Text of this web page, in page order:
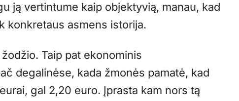
ją vertintume kaip objektyvią, manau, kad
konkretaus asmens istorija.
Taip pat ekonominis
degalinėse, kada žmonės pamatė, kad
gal 2,20 euro. Įprasta kam nors tą